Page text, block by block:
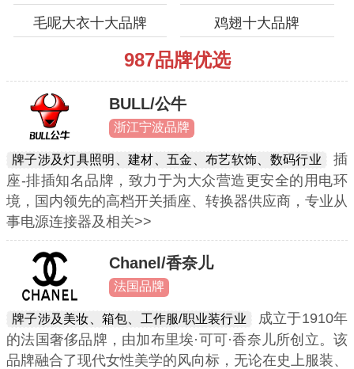
毛呢大衣十大品牌 鸡翅十大品牌
987品牌优选
BULL/公牛
浙江宁波品牌
牌子涉及灯具照明、建材、五金、布艺软饰、数码行业
插
座-排插知名品牌，致力于为大众营造更安全的用电环
境，国内领先的高档开关插座、转换器供应商，专业从
事电源连接器及相关>>
Chanel/香奈儿
法国品牌
牌子涉及美妆、箱包、工作服/职业装行业
成立于1910年
的法国奢侈品牌，由加布里埃·可可·香奈儿所创立。该
品牌融合了现代女性美学的风向标，无论在史上服装、